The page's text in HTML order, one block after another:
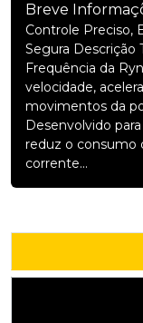
Breve
Controle Preciso,
Segura Descrição
Frequência da
velocidade,
movimentos da
Desenvolvido
reduz o consumo
corrente...